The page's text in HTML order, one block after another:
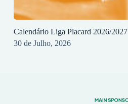
Calendário Liga Placard 2026/2027
30 de Julho, 2026